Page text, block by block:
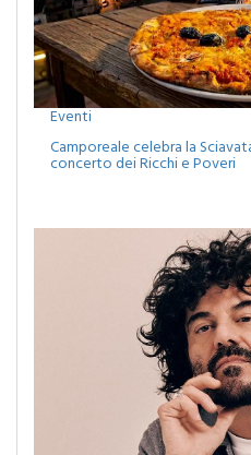
Eventi
Camporeale celebra la